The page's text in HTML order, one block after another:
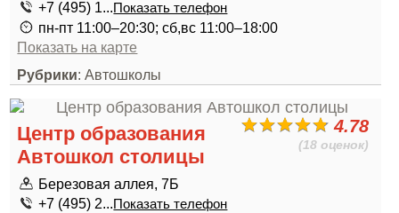
+7 (495) 1...Показать телефон
пн-пт 11:00–20:30; сб,вс 11:00–18:00
Показать на карте
Рубрики: Автошколы
4.78
(18 оценок)
Центр образования
Автошкол столицы
Березовая аллея, 7Б
+7 (495) 2...Показать телефон